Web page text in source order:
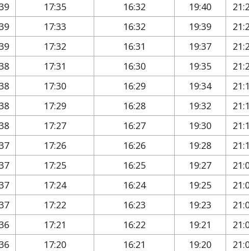
17:35 16:32 19:40
17:33 16:32 19:39
17:32 16:31 19:37
17:31 16:30 19:35
17:30 16:29 19:34
17:29 16:28 19:32
17:27 16:27 19:30
17:26 16:26 19:28
17:25 16:25 19:27
17:24 16:24 19:25
17:22 16:23 19:23
17:21 16:22 19:21
17:20 16:21 19:20